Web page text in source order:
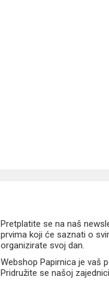
Pretplatite se na naš
prvima koji će saznati o
organizirate svoj dan.
Webshop Papirnica je vaš
Pridružite se našoj